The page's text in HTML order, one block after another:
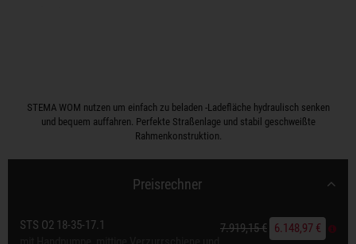
STEMA WOM nutzen um einfach zu beladen -Ladefläche hydraulisch senken
und bequem auffahren. Perfekte Straßenlage und stabil geschweißte
Rahmenkonstruktion.
Preisrechner
STS O2 18-35-17.1 7.919,15 € 6.148,97 €